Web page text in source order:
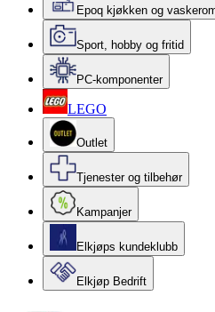
Epoq kjøkken og
Sport, hobby og fritid
PC-komponenter
LEGO
Outlet
Tjenester og tilbehør
Kampanjer
Elkjøps kundeklubb
Elkjøp Bedrift